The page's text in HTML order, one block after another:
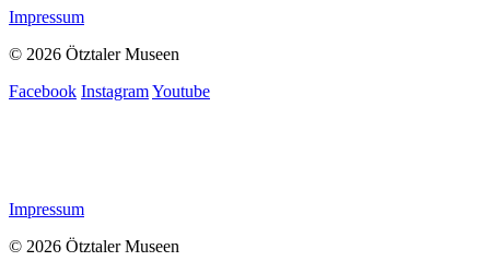
Impressum
© 2026 Ötztaler Museen
Facebook InstagramYoutube
Impressum
© 2026 Ötztaler Museen